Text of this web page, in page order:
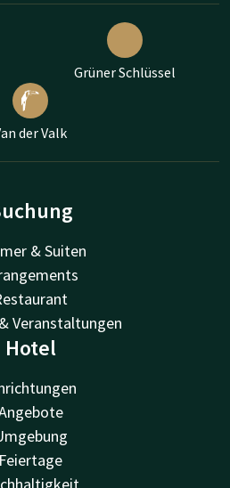
Grüner Schlüssel
der Valk
& Suiten
Veranstaltungen
Hotel
Feiertage